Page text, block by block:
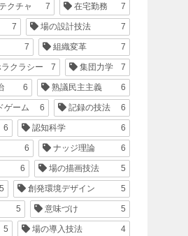
クチャ 7 在宅勤務 7
7 場の設計技法 7
7 組織変革 7
ラクラシー 7 集団力学 7
6 熟議民主主義 6
ゲーム 6 記録の技法 6
6 認知科学 6
6 ナッジ理論 6
6 場の描画技法 5
5 創発環境デザイン 5
5 意味づけ 5
5 場の導入技法 4